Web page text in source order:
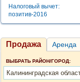
Налоговый вычет:
позитив-2016
Продажа Аренда
ВЫБРАТЬ РАЙОН/ГОРОД:
Калининградская